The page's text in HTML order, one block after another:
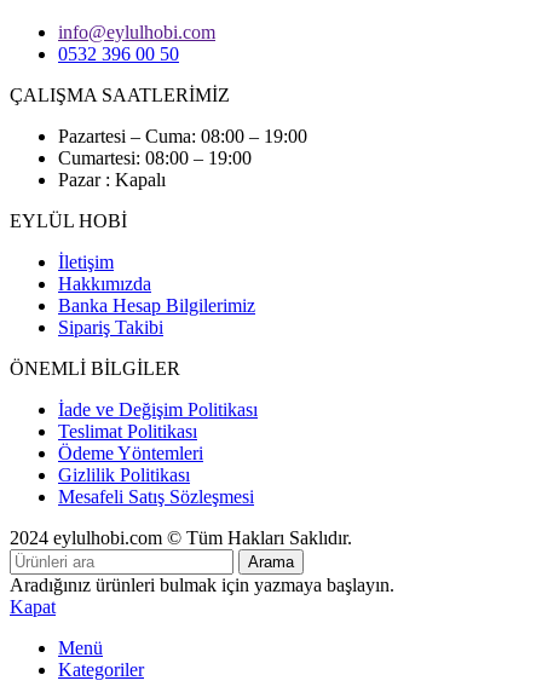
info@eylulhobi.com
0532 396 00 50
ÇALIŞMA SAATLERİMİZ
Pazartesi – Cuma: 08:00 – 19:00
Cumartesi: 08:00 – 19:00
Pazar : Kapalı
EYLÜL HOBİ
İletişim
Hakkımızda
Banka Hesap Bilgilerimiz
Sipariş Takibi
ÖNEMLİ BİLGİLER
İade ve Değişim Politikası
Teslimat Politikası
Ödeme Yöntemleri
Gizlilik Politikası
Mesafeli Satış Sözleşmesi
2024 eylulhobi.com © Tüm Hakları Saklıdır.
Arama
Aradığınız ürünleri bulmak için yazmaya başlayın.
Kapat
Menü
Kategoriler